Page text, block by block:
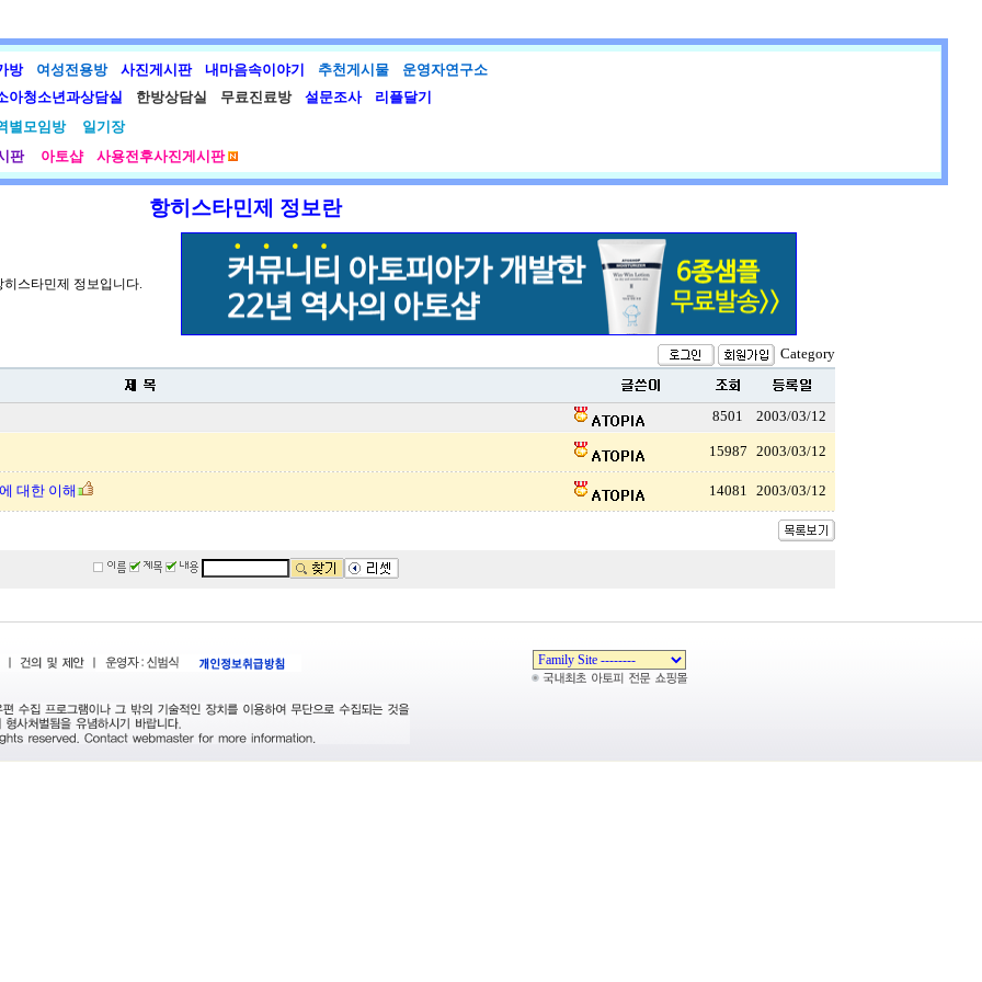
방 여성전용방 사진게시판 내마음속이야기 추천게시물
운영자연구소
아청소년과상담실
한방상담실 무료진료방 설문조사
리플달기
별모임방
일기장
판
아토샵 사용전후사진게시판
항히스타민제 정보란
스타민제 정보입니다.
Category
8501 2003/03/12
15987 2003/03/12
대한 이해 14081 2003/03/12